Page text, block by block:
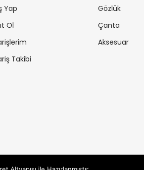
Yap
Ol
Takibi
Gözlük
Çanta
Aksesuar